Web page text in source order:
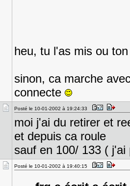
heu, tu l'as mis ou
sinon, ca marche
connecte
Posté le 10-01-2002 à 19:24:33
moi j'ai du retirer et
et depuis ca roule
sauf en 100/ 133 ( j'ai
Posté le 10-01-2002 à 19:40:15